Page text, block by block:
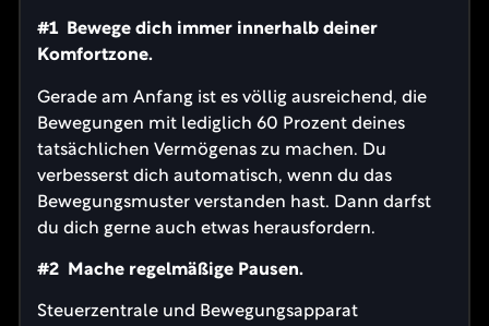
#1 Bewege dich immer innerhalb deiner
Komfortzone.
Gerade am Anfang ist es völlig ausreichend, die
Bewegungen mit lediglich 60 Prozent deines
tatsächlichen Vermögenas zu machen. Du
verbesserst dich automatisch, wenn du das
Bewegungsmuster verstanden hast. Dann darfst
du dich gerne auch etwas herausfordern.
#2 Mache regelmäßige Pausen.
Steuerzentrale und Bewegungsapparat